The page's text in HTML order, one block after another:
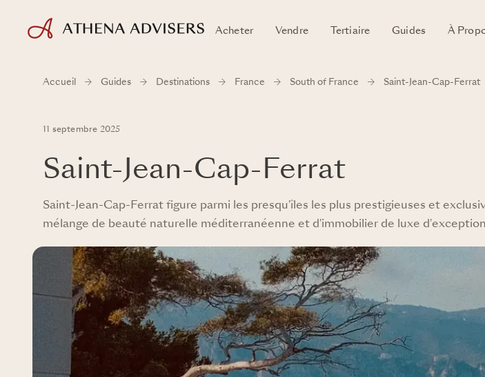
Acheter Vendre Tertiaire Guides À
Accueil Guides Destinations France South of France Saint-Jean-Cap-Ferrat
11 septembre 2025
Saint-Jean-Cap-Ferrat
Saint-Jean-Cap-Ferrat figure parmi les presqu'îles les plus prestigieuses et
mélange de beauté naturelle méditerranéenne et d'immobilier de luxe